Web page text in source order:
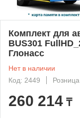
Комплект для
BUS301
Глонасс
Нет в наличии
Код: 2449
Розница
260 214 ₸